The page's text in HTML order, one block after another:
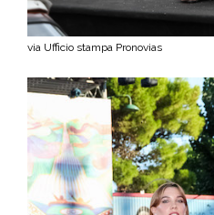
via Ufficio stampa Pronovias